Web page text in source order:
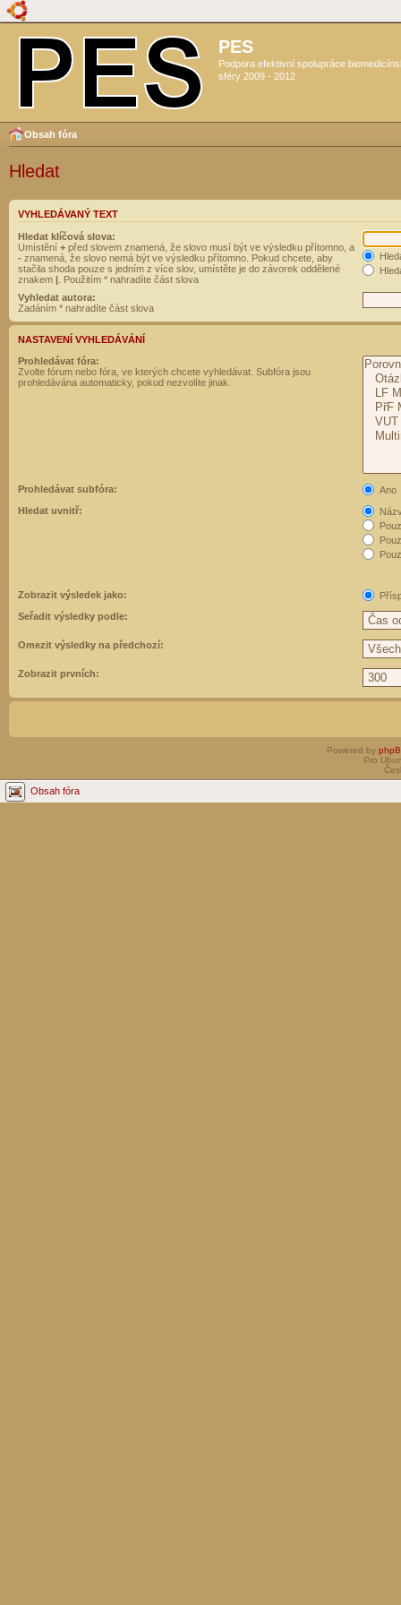
PES
Podpora efektivní spolupráce
sféry 2009 - 2012
Obsah fóra
Hledat
VYHLEDÁVANÝ TEXT
Hledat klíčová slova:
Umístění + před slovem znamená, že slovo musí být ve výsledku přítomno, a
- znamená, že slovo nemá být ve výsledku přítomno. Pokud chcete, aby
stačila shoda pouze s jedním z více slov, umístěte je do závorek oddělené
znakem | . Použitím * nahradíte část slova
Vyhledat autora:
Zadáním * nahradíte část slova
NASTAVENÍ VYHLEDÁVÁNÍ
Prohledávat fóra:
Zvolte fórum nebo fóra, ve kterých chcete vyhledávat. Subfóra jsou
prohledávána automaticky, pokud nezvolíte jinak.
Prohledávat subfóra:
Ano
Hledat uvnitř:
Zobrazit výsledek jako:
Seřadit výsledky podle:
Omezit výsledky na předchozí:
Zobrazit prvních:
Powered by
Pro
Obsah fóra